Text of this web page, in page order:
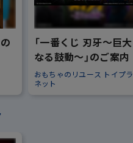
「一番くじ 刃牙～巨大
なる鼓動～」のご案内
おもちゃのリユース トイプラ
ネット